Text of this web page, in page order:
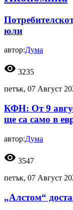
юли
автор:Дума
visibility 3235
петък, 07 Август
КФН: От 9
ще са само в
автор:Дума
visibility 3547
петък, 07 Август
„Алстом“